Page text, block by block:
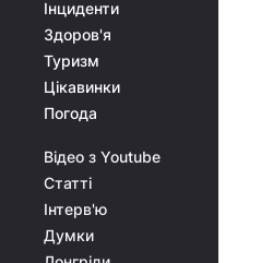
Інциденти
Здоров'я
Туризм
Цікавинки
Погода
Відео з Youtube
Статті
Інтерв'ю
Думки